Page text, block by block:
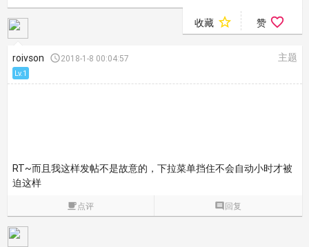
收藏  赞 
roivson 2018-1-8 00:04:57 主题
Lv.1
RT~而且我这样发帖不是故意的，下拉菜单挡住不会自动小时才被
迫这样
点评  回复